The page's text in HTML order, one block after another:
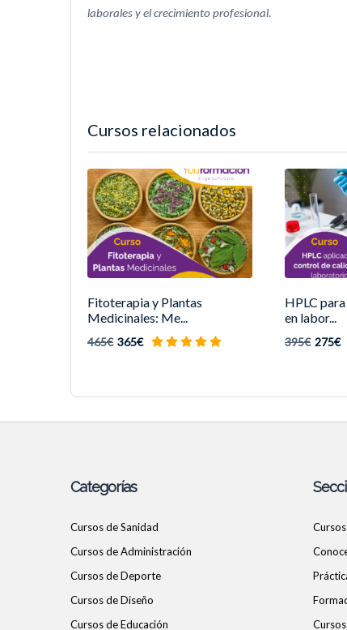
laborales y el crecimiento profesional.
Cursos relacionados
Fitoterapia y Plantas
Medicinales: Me...
465€ 365€
HPLC
en labor...
395€ 275€
Categorías
Cursos de Sanidad
Cursos de Administración
Cursos de Deporte
Cursos de Diseño
Cursos de Educación
Cursos